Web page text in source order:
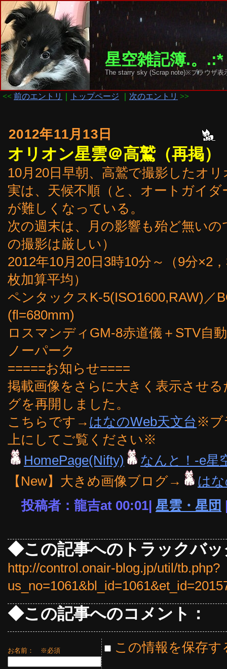
星空雑記簿.。
The starry sky (Scrap note)※ブラウザ
<< 前のエントリ トップページ 次のエントリ >>
2012年11月13日
オリオン星雲＠高鷲（再掲）
10月20日早朝、高鷲で撮影したオ
実は、天候不順（と、オートガイ
が難しくなっている。
次の週末は、月の影響も殆ど無い
の撮影は厳しい）
2012年10月20日3時10分～（9分×2
枚加算平均）
ペンタックスK-5(ISO1600,RAW)／
(fl=680mm)
ロスマンディGM-8赤道儀＋STV自
ノーパーク
=====お知らせ====
掲載画像をさらに大きく表示させ
グを再開しました。
こちらです→ はなのWeb天文台 ※ブ
上にしてご覧ください※
HomePage(Nifty)
なんと！-e星
【New】大きめ画像ブログ→
は
投稿者：龍吉at 00:01| 星雲・星団
◆この記事へのトラックバッ
http://control.onair-blog.jp/util/tb.php?
◆この記事へのコメント：
お名前： ※必須 この情報を保存す